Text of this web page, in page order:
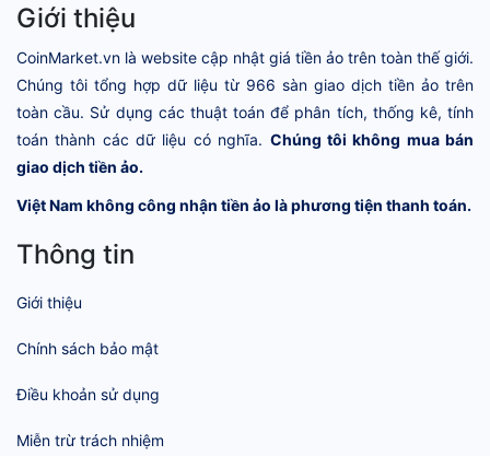
Giới thiệu
CoinMarket.vn là website cập nhật giá tiền ảo trên toàn thế giới.
Chúng tôi tổng hợp dữ liệu từ 966 sàn giao dịch tiền ảo trên
toàn cầu. Sử dụng các thuật toán để phân tích, thống kê, tính
toán thành các dữ liệu có nghĩa. Chúng tôi không mua bán
giao dịch tiền ảo.
Việt Nam không công nhận tiền ảo là phương tiện thanh toán.
Thông tin
Giới thiệu
Chính sách bảo mật
Điều khoản sử dụng
Miễn trừ trách nhiệm